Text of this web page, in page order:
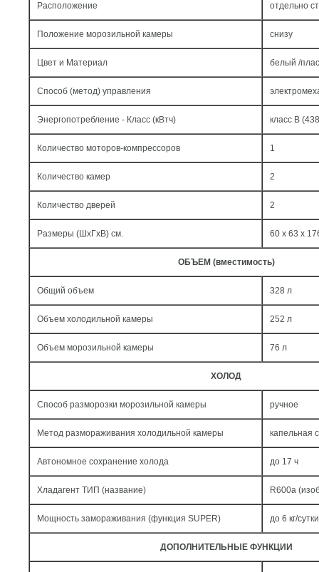
Расположение отдельно
Положение морозильной камеры снизу
Цвет и Материал белый /
Способ (метод) управления
Энергопотребление - Класс (кВтч) класс B
Количество моторов-компрессоров 1
Количество камер 2
Количество дверей 2
Размеры (ШxГxВ) см. 60 x 63 x
ОБЪЕМ (вместимость)
Общий объем 328 л
Объем холодильной камеры 252 л
Объем морозильной камеры 76 л
ХОЛОД
Способ разморозки морозильной камеры ручное
Метод размораживания холодильной камеры капельная
Автономное сохранение холода до 17 ч
Хладагент ТИП (название) R600a
Мощность замораживания (функция SUPER) до 6 кг/cутки
ДОПОЛНИТЕЛЬНЫЕ ФУНКЦИИ